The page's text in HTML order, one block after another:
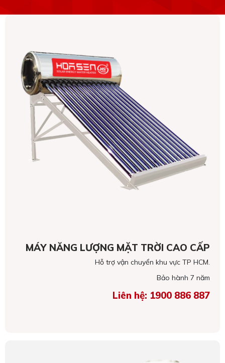
MÁY NĂNG LƯỢNG MẶT TRỜI CAO CẤP
Hỗ trợ vận chuyển khu vực TP HCM.
Bảo hành 7 năm
Liên hệ: 1900 886 887